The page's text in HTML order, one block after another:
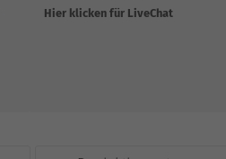
Hier klicken für LiveChat